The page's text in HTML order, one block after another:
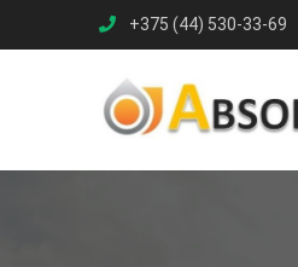
to
+375 (44) 530-33-69